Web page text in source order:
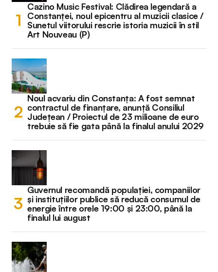
Cazino Music Festival: Clădirea legendară a
Constanței, noul epicentru al muzicii clasice /
Sunetul viitorului rescrie istoria muzicii în stil
Art Nouveau (P)
Noul acvariu din Constanța: A fost semnat
contractul de finanțare, anunță Consiliul
Județean / Proiectul de 23 milioane de euro
trebuie să fie gata până la finalul anului 2029
Guvernul recomandă populației, companiilor
și instituțiilor publice să reducă consumul de
energie între orele 19:00 și 23:00, până la
finalul lui august